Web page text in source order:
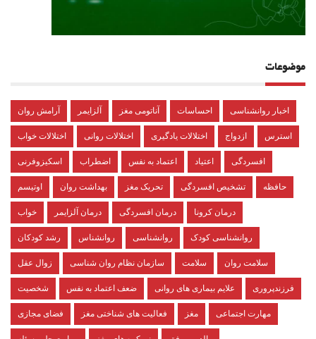
موضوعات
آرامش روان آلزایمر آناتومی مغز احساسات اخبار روانشناسی
اختلالات خواب اختلالات روانی اختلالات یادگیری ازدواج استرس
اسکیزوفرنی اضطراب اعتماد به نفس اعتیاد افسردگی
اوتیسم بهداشت روان تحریک مغز تشخیص افسردگی حافظه
خواب درمان آلزایمر درمان افسردگی درمان کرونا
رشد کودکان روانشناس روانشناسی روانشناسی کودک
زوال عقل سازمان نظام روان شناسی سلامت سلامت روان
شخصیت ضعف اعتماد به نفس علایم بیماری های روانی فرزندپروری
فضای مجازی فعالیت های شناختی مغز مغز مهارت اجتماعی